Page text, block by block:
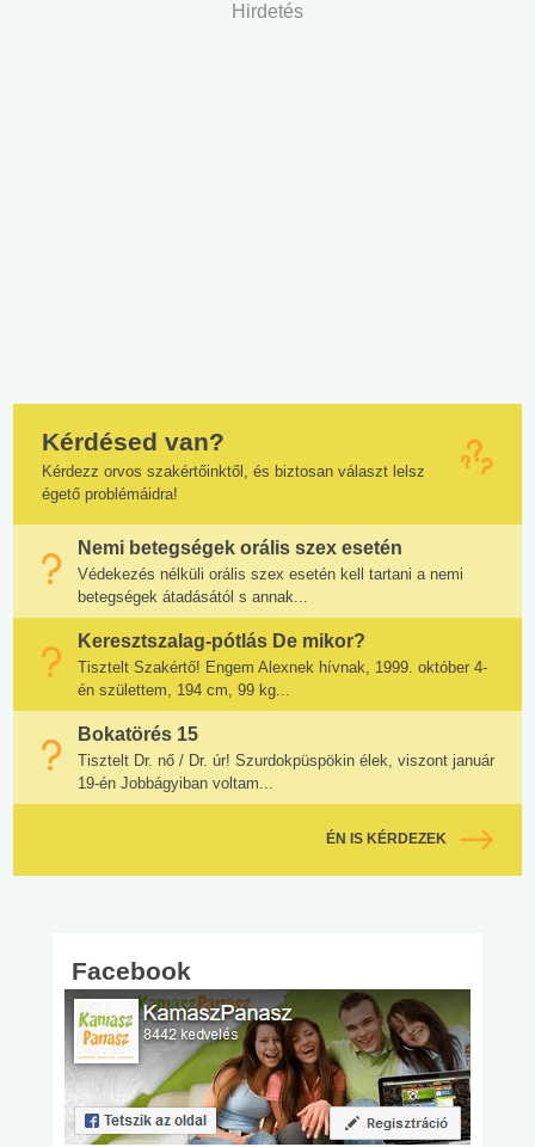
Hirdetés
Kérdésed van?
Kérdezz orvos szakértőinktől, és biztosan választ lelsz
égető problémáidra!
Nemi betegségek orális szex esetén
Védekezés nélküli orális szex esetén kell tartani a nemi
betegségek átadásától s annak...
Keresztszalag-pótlás De mikor?
Tisztelt Szakértő! Engem Alexnek hívnak, 1999. október 4-
én születtem, 194 cm, 99 kg...
Bokatörés 15
Tisztelt Dr. nő / Dr. úr! Szurdokpüspökin élek, viszont január
19-én Jobbágyiban voltam...
ÉN IS KÉRDEZEK
Facebook